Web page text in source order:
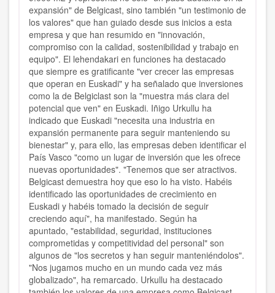
expansión" de Belgicast, sino también "un testimonio de
los valores" que han guiado desde sus inicios a esta
empresa y que han resumido en "innovación,
compromiso con la calidad, sostenibilidad y trabajo en
equipo". El lehendakari en funciones ha destacado
que siempre es gratificante "ver crecer las empresas
que operan en Euskadi" y ha señalado que inversiones
como la de Belgiclast son la "muestra más clara del
potencial que ven" en Euskadi. Iñigo Urkullu ha
indicado que Euskadi "necesita una industria en
expansión permanente para seguir manteniendo su
bienestar" y, para ello, las empresas deben identificar el
País Vasco "como un lugar de inversión que les ofrece
nuevas oportunidades". "Tenemos que ser atractivos.
Belgicast demuestra hoy que eso lo ha visto. Habéis
identificado las oportunidades de crecimiento en
Euskadi y habéis tomado la decisión de seguir
creciendo aquí", ha manifestado. Según ha
apuntado, "estabilidad, seguridad, instituciones
comprometidas y competitividad del personal" son
algunos de "los secretos y han seguir manteniéndolos".
"Nos jugamos mucho en un mundo cada vez más
globalizado", ha remarcado. Urkullu ha destacado